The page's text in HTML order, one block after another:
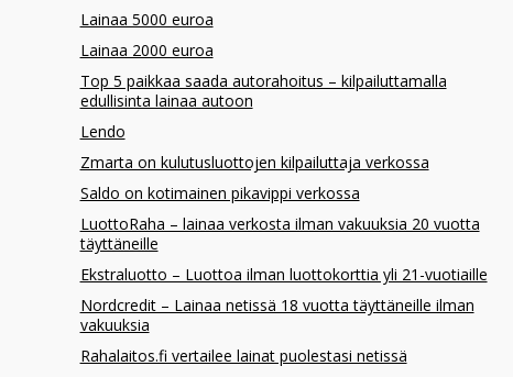
Lainaa 5000 euroa
Lainaa 2000 euroa
Top 5 paikkaa saada autorahoitus – kilpailuttamalla
edullisinta lainaa autoon
Lendo
Zmarta on kulutusluottojen kilpailuttaja verkossa
Saldo on kotimainen pikavippi verkossa
LuottoRaha – lainaa verkosta ilman vakuuksia 20 vuotta
täyttäneille
Ekstraluotto – Luottoa ilman luottokorttia yli 21-vuotiaille
Nordcredit – Lainaa netissä 18 vuotta täyttäneille ilman
vakuuksia
Rahalaitos.fi vertailee lainat puolestasi netissä